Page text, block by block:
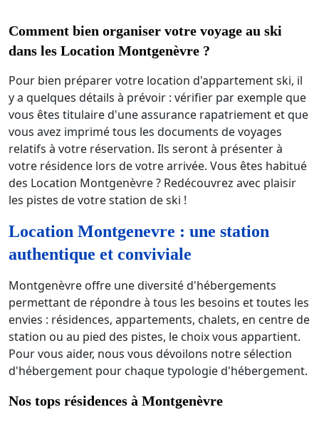
Comment bien organiser votre voyage au ski
dans les Location Montgenèvre ?
Pour bien préparer votre location d'appartement ski, il
y a quelques détails à prévoir : vérifier par exemple que
vous êtes titulaire d'une assurance rapatriement et que
vous avez imprimé tous les documents de voyages
relatifs à votre réservation. Ils seront à présenter à
votre résidence lors de votre arrivée. Vous êtes habitué
des Location Montgenèvre ? Redécouvrez avec plaisir
les pistes de votre station de ski !
Location Montgenevre : une station
authentique et conviviale
Montgenèvre offre une diversité d'hébergements
permettant de répondre à tous les besoins et toutes les
envies : résidences, appartements, chalets, en centre de
station ou au pied des pistes, le choix vous appartient.
Pour vous aider, nous vous dévoilons notre sélection
d'hébergement pour chaque typologie d'hébergement.
Nos tops résidences à Montgenèvre